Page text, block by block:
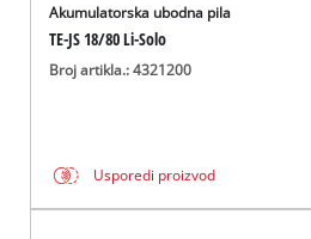
Akumulatorska ubodna pila
TE-JS 18/80 Li-Solo
Broj artikla.: 4321200
Usporedi proizvod